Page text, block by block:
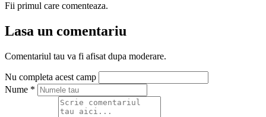
Fii primul care comenteaza.
Lasa un comentariu
Comentariul tau va fi afisat dupa moderare.
Nu completa acest camp
Nume *